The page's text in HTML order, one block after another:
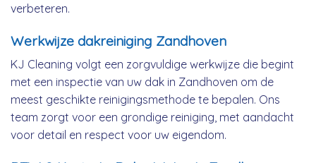
verbeteren.
Werkwijze dakreiniging Zandhoven
KJ Cleaning volgt een zorgvuldige werkwijze die begint
met een inspectie van uw dak in Zandhoven om de
meest geschikte reinigingsmethode te bepalen. Ons
team zorgt voor een grondige reiniging, met aandacht
voor detail en respect voor uw eigendom.